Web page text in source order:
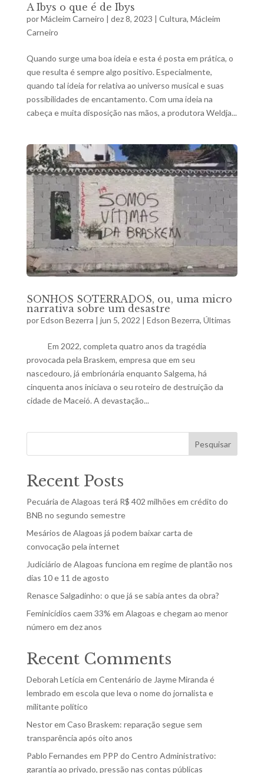
A Ibys o que é de Ibys
porMácleim Carneiro | dez 8, 2023 | Cultura, Mácleim
Carneiro
Quando surge uma boa ideia e esta é posta em prática, o
que resulta é sempre algo positivo. Especialmente,
quando tal ideia for relativa ao universo musical e suas
possibilidades de encantamento. Com uma ideia na
cabeça e muita disposição nas mãos, a produtora Weldja...
SONHOS SOTERRADOS, ou, uma micro
narrativa sobre um desastre
porEdson Bezerra | jun 5, 2022 | Edson Bezerra, Últimas
Em 2022, completa quatro anos da tragédia
provocada pela Braskem, empresa que em seu
nascedouro, já embrionária enquanto Salgema, há
cinquenta anos iniciava o seu roteiro de destruição da
cidade de Maceió. A devastação...
Pesquisar
Recent Posts
Pecuária de Alagoas terá R$ 402 milhões em crédito do
BNB no segundo semestre
Mesários de Alagoas já podem baixar carta de
convocação pela internet
Judiciário de Alagoas funciona em regime de plantão nos
dias 10 e 11 de agosto
Renasce Salgadinho: o que já se sabia antes da obra?
Feminicídios caem 33% em Alagoas e chegam ao menor
número em dez anos
Recent Comments
Deborah Letícia em Centenário de Jayme Miranda é
lembrado em escola que leva o nome do jornalista e
militante político
Nestorem Caso Braskem: reparação segue sem
transparência após oito anos
Pablo Fernandes em PPP do Centro Administrativo:
garantia ao privado, pressão nas contas públicas